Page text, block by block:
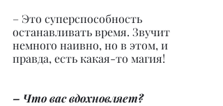
– Это суперспособность
останавливать время. Звучит
немного наивно, но в этом, и
правда, есть какая-то магия!
– Что вас вдохновляет?